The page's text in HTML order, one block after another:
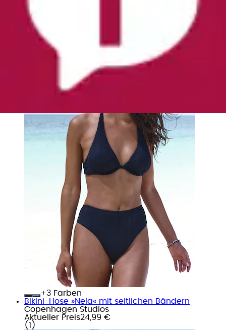
Beinausschnitt
Copenhagen Studios
Aktueller Preis
+
Farben
Bikini-Hose »Nela« mit seitlichen Bändern
Copenhagen Studios
Aktueller Preis24,99 €
( 1 )